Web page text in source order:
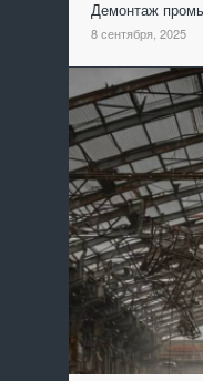
Демонтаж
8 сентября, 2025